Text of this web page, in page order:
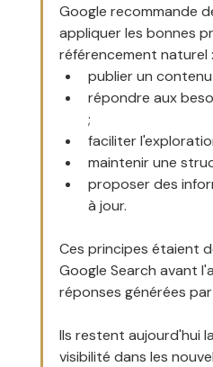
Google recommande
appliquer les bonnes
référencement naturel :
publier un
répondre aux
;
faciliter
maintenir une
proposer des
à jour.
Ces principes étaient
Google Search avant
réponses générées par
Ils restent aujourd'hui
visibilité dans les